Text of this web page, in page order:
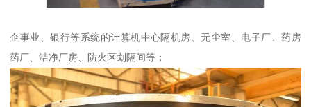
企事业、银行等系统的计算机中心隔机房、无尘室、电子厂、药房
药厂、洁净厂房、防火区划隔间等；